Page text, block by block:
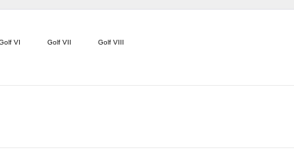
VI Golf VII Golf VIII